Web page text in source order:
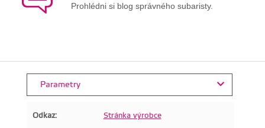
Prohlédni si blog správného subaristy.
Parametry
Odkaz: Stránka výrobce